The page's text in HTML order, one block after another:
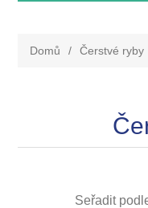
Domů / Čerstvé ryby
Seřadit